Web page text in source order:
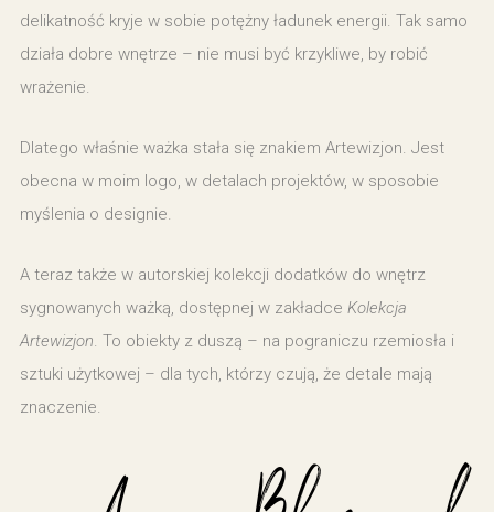
delikatność kryje w sobie potężny ładunek energii. Tak samo
działa dobre wnętrze – nie musi być krzykliwe, by robić
wrażenie.
Dlatego właśnie ważka stała się znakiem Artewizjon. Jest
obecna w moim logo, w detalach projektów, w sposobie
myślenia o designie.
A teraz także w autorskiej kolekcji dodatków do wnętrz
sygnowanych ważką, dostępnej w zakładce Kolekcja
Artewizjon. To obiekty z duszą – na pograniczu rzemiosła i
sztuki użytkowej – dla tych, którzy czują, że detale mają
znaczenie.